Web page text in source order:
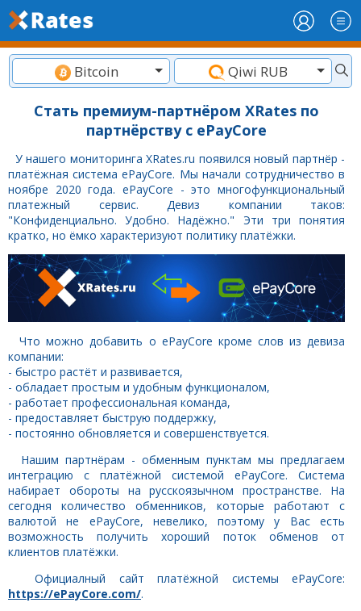
Bitcoin Qiwi RUB
Стать премиум-партнёром XRates по
партнёрству с ePayCore
У нашего мониторинга XRates.ru появился новый партнёр -
платёжная система ePayCore. Мы начали сотрудничество в
ноябре 2020 года. ePayCore - это многофункциональный
платежный сервис. Девиз компании таков:
"Конфиденциально. Удобно. Надёжно." Эти три понятия
кратко, но ёмко характеризуют политику платёжки.
Что можно добавить о ePayCore кроме слов из девиза
компании:
- быстро растёт и развивается,
- обладает простым и удобным функционалом,
- работает профессиональная команда,
- предоставляет быструю поддержку,
- постоянно обновляется и совершенствуется.
Нашим партнёрам - обменным пунктам мы предлагаем
интеграцию с платёжной системой ePayCore. Система
набирает обороты на русскоязычном пространстве. На
сегодня количество обменников, которые работают с
валютой не ePayCore, невелико, поэтому у Вас есть
возможность получить хороший поток обменов от
клиентов платёжки.
Официалный сайт платёжной системы ePayCore:
https://ePayCore.com/.